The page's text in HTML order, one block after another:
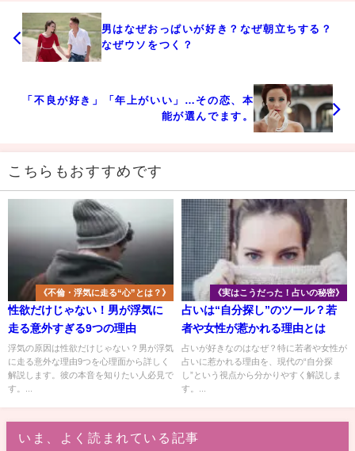
男はなぜおっぱいが好き？なぜ朝立ちする？
なぜウソをつく？
「不良が好き」「年上がいい」…その恋、本
能が選んでます。
こちらもおすすめです
《不倫・浮気に走る“心”とは？》
性欲だけじゃない！男が浮気に
走る意外すぎる9つの理由
浮気の原因は性欲だけじゃない？男が浮気
に走る意外な理由9つを心理面から詳しく
解説します。彼の本音を知りたい人必見で
す。...
《実はこうだった！占いの秘密》
占いは“自分探し”のツール？若
者や女性が惹かれる理由とは
占いが好きなのはなぜ？特に若者や女性が
占いに惹かれる理由を、現代の“自分探
し”という視点から分かりやすく解説しま
す。...
いま、よく読まれている記事